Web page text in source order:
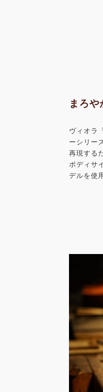
まろ
ヴィオラ
ーシリー
再現する
ボディサ
デルを使